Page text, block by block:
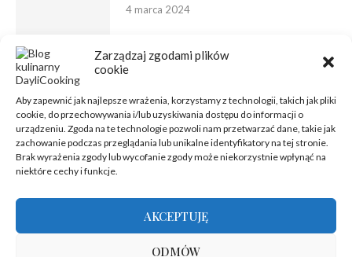
Zarządzaj zgodami plików
cookie
Aby zapewnić jak najlepsze wrażenia, korzystamy z technologii, takich jak pliki
cookie, do przechowywania i/lub uzyskiwania dostępu do informacji o
urządzeniu. Zgoda na te technologie pozwoli nam przetwarzać dane, takie jak
zachowanie podczas przeglądania lub unikalne identyfikatory na tej stronie.
Brak wyrażenia zgody lub wycofanie zgody może niekorzystnie wpłynąć na
niektóre cechy i funkcje.
AKCEPTUJĘ
ODMÓW
4 marca 2024